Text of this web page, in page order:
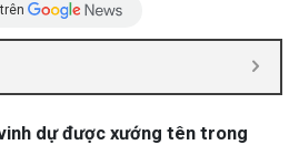
dự được xướng tên trong